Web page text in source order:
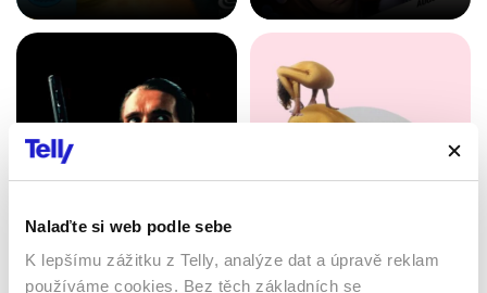
Nalaďte si web podle sebe
K lepšímu zážitku z Telly, analýze dat a úpravě reklam
používáme cookies. Bez těch základních se
Žena z bazénu